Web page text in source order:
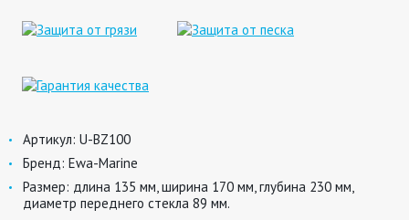
Артикул: U-BZ100
Бренд: Ewa-Marine
Размер: длина 135 мм, ширина 170 мм, глубина 230 мм,
диаметр переднего стекла 89 мм.